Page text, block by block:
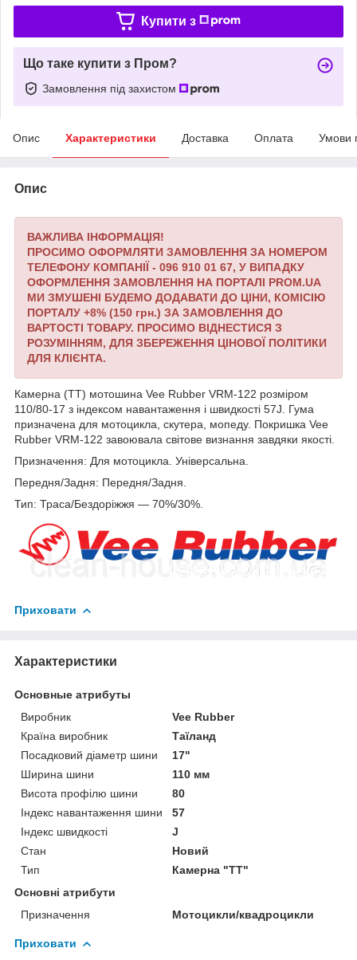
Купити з
Що таке купити з Пром?
Замовлення під захистом
Опис Характеристики Доставка Оплата Умови
Опис
ВАЖЛИВА ІНФОРМАЦІЯ!
ПРОСИМО ОФОРМЛЯТИ ЗАМОВЛЕННЯ ЗА НОМЕРОМ
ТЕЛЕФОНУ КОМПАНІЇ - 096 910 01 67, У ВИПАДКУ
ОФОРМЛЕННЯ ЗАМОВЛЕННЯ НА ПОРТАЛІ PROM.UA
МИ ЗМУШЕНІ БУДЕМО ДОДАВАТИ ДО ЦІНИ, КОМІСІЮ
ПОРТАЛУ +8% (150 грн.) ЗА ЗАМОВЛЕННЯ ДО
ВАРТОСТІ ТОВАРУ. ПРОСИМО ВІДНЕСТИСЯ З
РОЗУМІННЯМ, ДЛЯ ЗБЕРЕЖЕННЯ ЦІНОВОЇ ПОЛІТИКИ
ДЛЯ КЛІЄНТА.
Камерна (TT) мотошина Vee Rubber VRM-122 розміром
110/80-17 з індексом навантаження і швидкості 57J. Гума
призначена для мотоцикла, скутера, мопеду. Покришка Vee
Rubber VRM-122 завоювала світове визнання завдяки якості.
Призначення: Для мотоцикла. Універсальна.
Передня/Задня: Передня/Задня.
Тип: Траса/Бездоріжжя — 70%/30%.
Приховати
Характеристики
Основные атрибуты
Виробник
Vee Rubber
Країна виробник
Таїланд
Посадковий діаметр шини
17"
Ширина шини
110 мм
Висота профілю шини
80
Індекс навантаження шини
57
Індекс швидкості
J
Стан
Новий
Тип
Камерна "TT"
Основні атрибути
Призначення
Мотоцикли/квадроцикли
Приховати